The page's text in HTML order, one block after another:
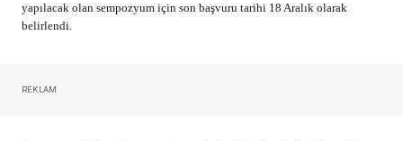
yapılacak olan sempozyum için son başvuru tarihi 18 Aralık olarak
belirlendi.
REKLAM